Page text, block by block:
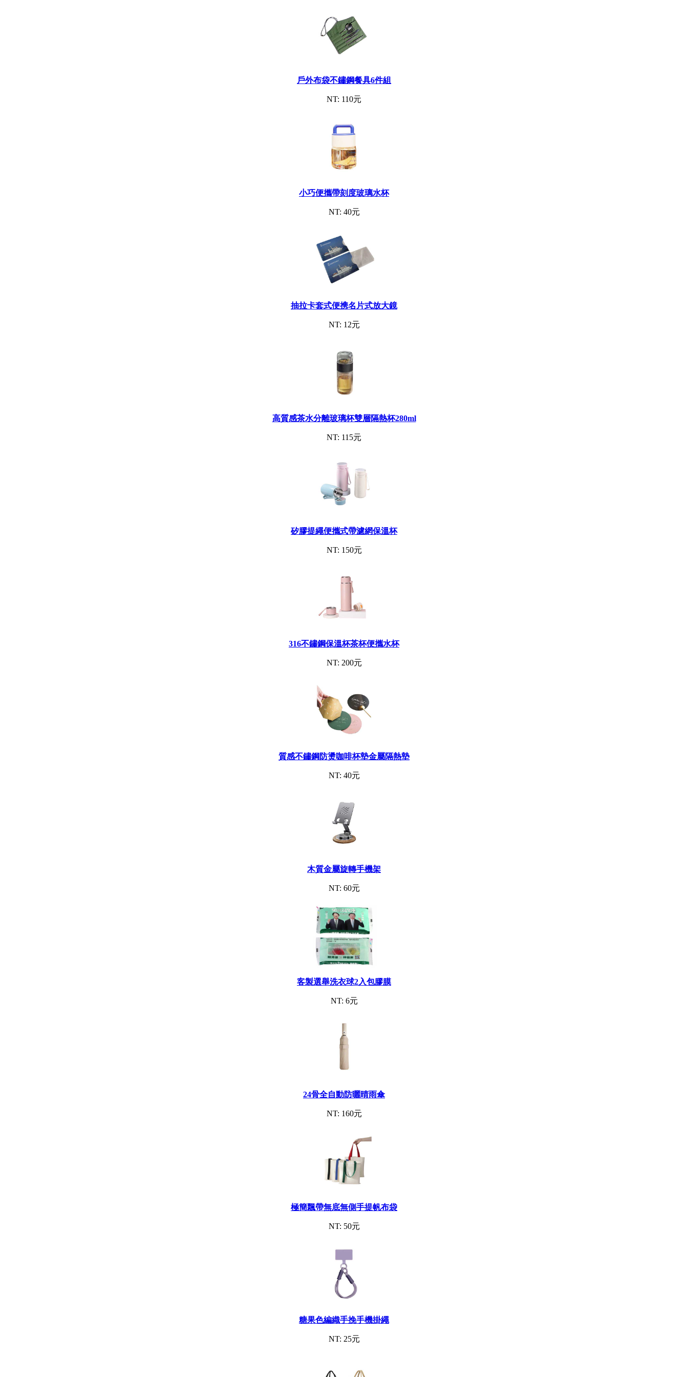
戶外布袋不鏽鋼餐具6件組
NT: 110元
小巧便攜帶刻度玻璃水杯
NT: 40元
抽拉卡套式便携名片式放大鏡
NT: 12元
高質感茶水分離玻璃杯雙層隔熱杯280ml
NT: 115元
矽膠提繩便攜式帶濾網保溫杯
NT: 150元
316不鏽鋼保溫杯茶杯便攜水杯
NT: 200元
質感不鏽鋼防燙咖啡杯墊金屬隔熱墊
NT: 40元
木質金屬旋轉手機架
NT: 60元
客製選舉洗衣球2入包膠膜
NT: 6元
24骨全自動防曬晴雨傘
NT: 160元
極簡飄帶無底無側手提帆布袋
NT: 50元
糖果色編織手挽手機掛繩
NT: 25元